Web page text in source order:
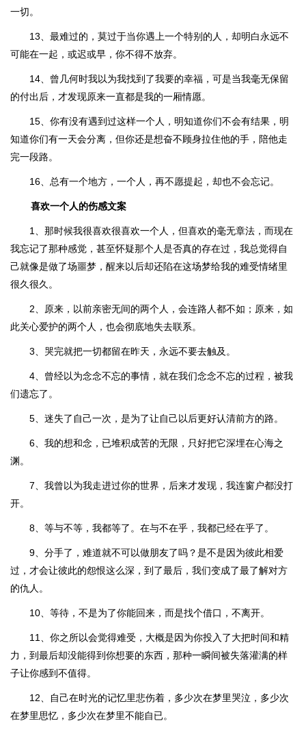
一切。
13、最难过的，莫过于当你遇上一个特别的人，却明白永远不
可能在一起，或迟或早，你不得不放弃。
14、曾几何时我以为我找到了我要的幸福，可是当我毫无保留
的付出后，才发现原来一直都是我的一厢情愿。
15、你有没有遇到过这样一个人，明知道你们不会有结果，明
知道你们有一天会分离，但你还是想奋不顾身拉住他的手，陪他走
完一段路。
16、总有一个地方，一个人，再不愿提起，却也不会忘记。
喜欢一个人的伤感文案
1、那时候我很喜欢很喜欢一个人，但喜欢的毫无章法，而现在
我忘记了那种感觉，甚至怀疑那个人是否真的存在过，我总觉得自
己就像是做了场噩梦，醒来以后却还陷在这场梦给我的难受情绪里
很久很久。
2、原来，以前亲密无间的两个人，会连路人都不如；原来，如
此关心爱护的两个人，也会彻底地失去联系。
3、哭完就把一切都留在昨天，永远不要去触及。
4、曾经以为念念不忘的事情，就在我们念念不忘的过程，被我
们遗忘了。
5、迷失了自己一次，是为了让自己以后更好认清前方的路。
6、我的想和念，已堆积成苦的无限，只好把它深埋在心海之
渊。
7、我曾以为我走进过你的世界，后来才发现，我连窗户都没打
开。
8、等与不等，我都等了。在与不在乎，我都已经在乎了。
9、分手了，难道就不可以做朋友了吗？是不是因为彼此相爱
过，才会让彼此的怨恨这么深，到了最后，我们变成了最了解对方
的仇人。
10、等待，不是为了你能回来，而是找个借口，不离开。
11、你之所以会觉得难受，大概是因为你投入了大把时间和精
力，到最后却没能得到你想要的东西，那种一瞬间被失落灌满的样
子让你感到不值得。
12、自己在时光的记忆里悲伤着，多少次在梦里哭泣，多少次
在梦里思忆，多少次在梦里不能自已。